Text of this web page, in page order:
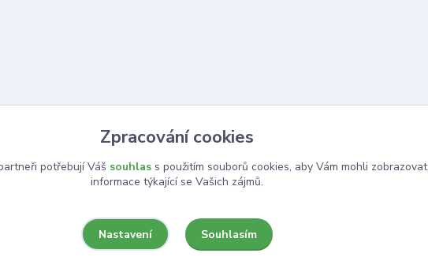
Zpracování cookies
potřebují Váš souhlass použitím souborů cookies, aby Vám mohli zobrazovat
informace týkající se Vašich zájmů.
Nastavení Souhlasím